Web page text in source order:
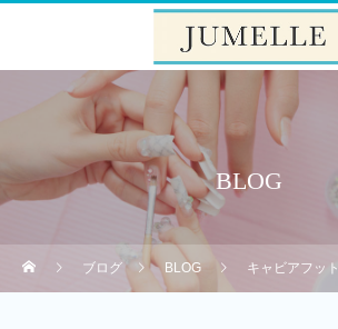
BLOG
ブログ BLOG キャビアフット